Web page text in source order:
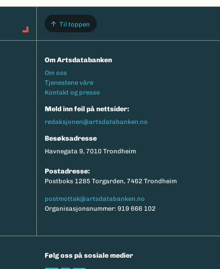
Til toppen
Om Artsdatabanken
Footermeny
Om oss
Tjenestene våre
Kontakt og presse
Meld inn feil på nettsider:
redaksjonen@artsdatabanken.no
Besøksadresse
Havnegata 9, 7010 Trondheim
Postadresse:
Postboks 1285 Torgarden, 7462 Trondheim
postmottak@artsdatabanken.no
Organisasjonsnummer: 919 666 102
Følg oss på sosiale medier